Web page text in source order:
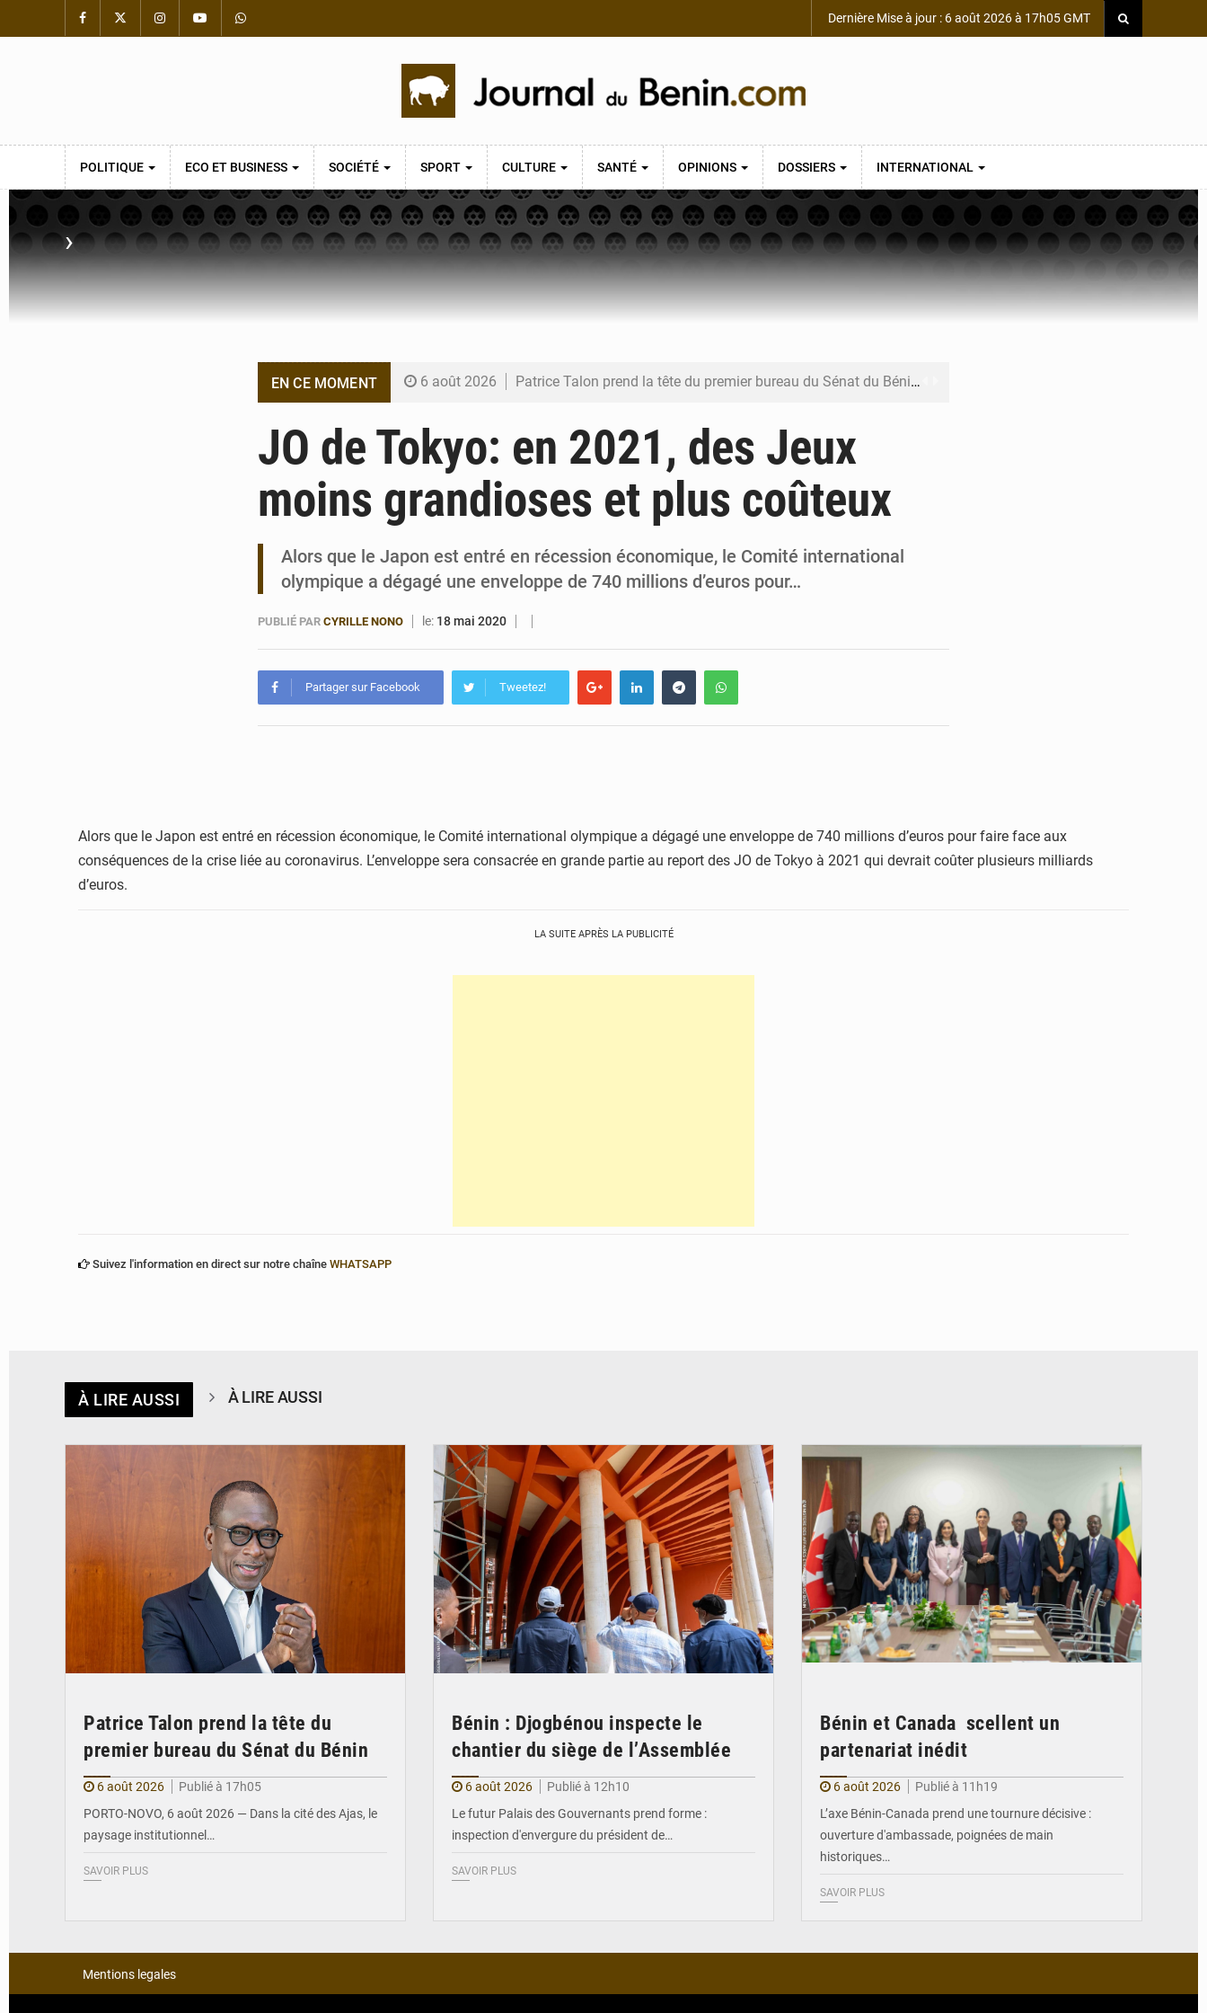
Dernière Mise à jour : 6 août 2026 à 17h05 GMT
POLITIQUE ECO ET BUSINESS SOCIÉTÉ SPORT CULTURE SANTÉ OPINIONS DOSSIERS INTERNATIONAL
›
EN CE MOMENT 6 août 2026 Patrice Talon prend la tête du premier bureau du Sénat du Bénin
6 août 2026 Bénin et Canada scellent un partenariat inédit
6 août 2026 Bénin : Le CEG La Verdure de Ouèdo fait sa mue pour la rentrée
JO de Tokyo: en 2021, des Jeux
moins grandioses et plus coûteux
Alors que le Japon est entré en récession économique, le Comité international
olympique a dégagé une enveloppe de 740 millions d’euros pour…
PUBLIÉ PAR CYRILLE NONO le: 18 mai 2020
Partager sur Facebook Tweetez!
Alors que le Japon est entré en récession économique, le Comité international olympique a dégagé une enveloppe de 740 millions d’euros pour faire face aux
conséquences de la crise liée au coronavirus. L’enveloppe sera consacrée en grande partie au report des JO de Tokyo à 2021 qui devrait coûter plusieurs milliards
d’euros.
LA SUITE APRÈS LA PUBLICITÉ
Suivez l'information en direct sur notre chaîne WHATSAPP
À LIRE AUSSI À LIRE AUSSI
Patrice Talon prend la tête du
premier bureau du Sénat du Bénin
6 août 2026
Publié à 17h05
PORTO-NOVO, 6 août 2026 — Dans la cité des Ajas, le
paysage institutionnel…
SAVOIR PLUS
Bénin : Djogbénou inspecte le
chantier du siège de l’Assemblée
6 août 2026
Publié à 12h10
Le futur Palais des Gouvernants prend forme :
inspection d'envergure du président de…
SAVOIR PLUS
Bénin et Canada scellent un
partenariat inédit
6 août 2026
Publié à 11h19
L’axe Bénin-Canada prend une tournure décisive :
ouverture d'ambassade, poignées de main
historiques…
SAVOIR PLUS
Mentions legales